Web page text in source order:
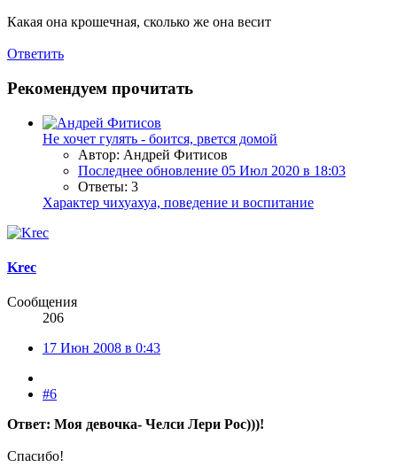
Какая она крошечная, сколько же она весит
Ответить
Рекомендуем прочитать
Не хочет гулять - боится, рвется домой
Автор: Андрей Фитисов
Последнее обновление 05 Июл 2020 в 18:03
Ответы: 3
Характер чихуахуа, поведение и воспитание
Krec
Сообщения
206
17 Июн 2008 в 0:43
#6
Ответ: Моя девочка- Челси Лери Рос)))!
Спасибо!